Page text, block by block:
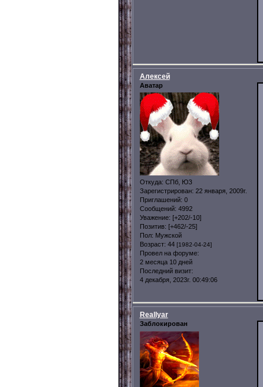
Алексей
Аватар
Откуда: СПб, ЮЗ
Зарегистрирован: 22 января, 2009г.
Приглашений: 0
Сообщений: 4992
Уважение: [+202/-10]
Позитив: [+462/-25]
Пол: Мужской
Возраст: 44 [1982-04-24]
Провел на форуме:
2 месяца 10 дней
Последний визит:
4 декабря, 2023г. 00:49:06
Reallyar
Заблокирован